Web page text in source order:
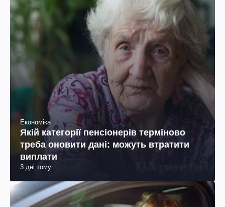
Економіка
Якій категорії пенсіонерів терміново
треба оновити дані: можуть втратити
виплати
3 дні тому